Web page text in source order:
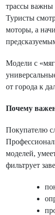
трассы важны
Туристы
моторы, а
Модели с
от города к
Почему
Покупателю
моделей,
фильтрует